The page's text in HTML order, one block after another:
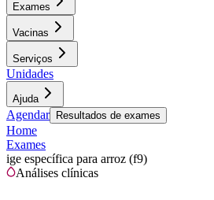
Exames
Vacinas
Serviços
Unidades
Ajuda
Agendar Resultados de exames
Home
Exames
ige específica para arroz (f9)
Análises clínicas